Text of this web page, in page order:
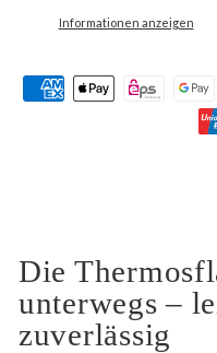
Informationen anzeigen
Die
unterwegs –
zuverlässig